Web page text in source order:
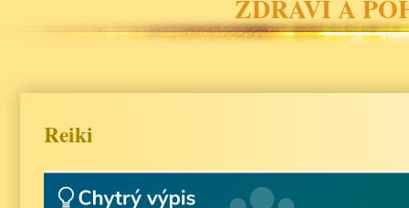
ZDRAVÍ A
Reiki